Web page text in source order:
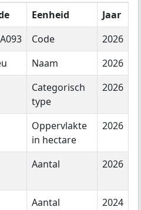
Eenheid
Jaar
Code
2026
Naam
2026
Categorisch
type
2026
Oppervlakte
in hectare
2026
Aantal 2026
Aantal 2024